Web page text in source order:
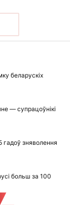
беларускіх
— супрацоўнікі
зняволення
больш за 100